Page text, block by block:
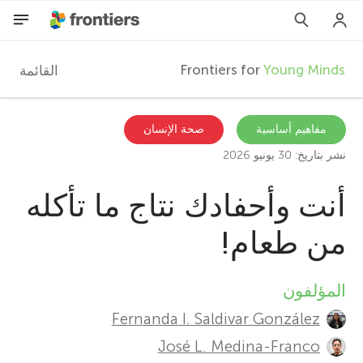
F
r
n
Frontiers forYoung Minds القائمة
المقالات
المشاركون
مفاهيم أساسية
صحة الإنسان
نشر بتاريخ: 30 يونيو 2026
أنت وأحفادك نتاج ما تأكله
من طعام!
A
u
المؤلفون
Fernanda I. Saldivar González
José L. Medina-Franco